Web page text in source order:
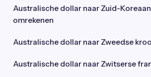
Australische dollar naar Zuid-
omrekenen
Australische dollar naar Zweedse
Australische dollar naar Zwitserse